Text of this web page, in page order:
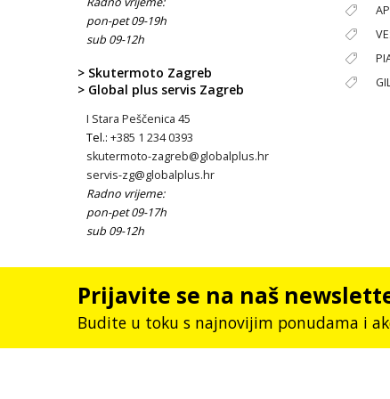
pon-pet 09-19h
sub 09-12h
> Skutermoto Zagreb
> Global plus servis Zagreb
I Stara Peščenica 45
Tel.: +385 1 234 0393
skutermoto-zagreb@globalplus.hr
servis-zg@globalplus.hr
Radno vrijeme:
pon-pet 09-17h
sub 09-12h
Prijavite se na naš
Budite u toku s najnovijim ponudama i